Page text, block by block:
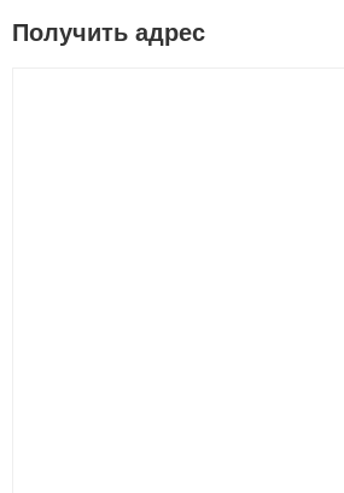
Получить адрес